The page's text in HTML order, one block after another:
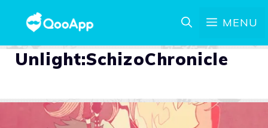
MENU
Unlight:SchizoChronicle